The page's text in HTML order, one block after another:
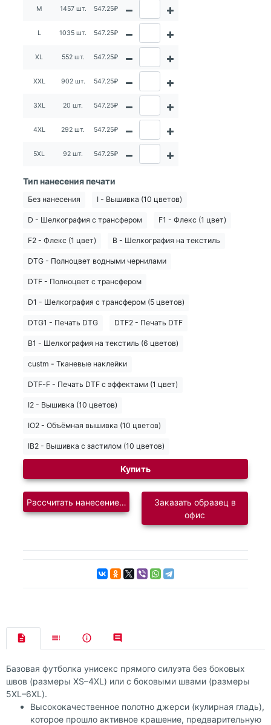
M 1457 шт. 547.25₽
L 1035 шт. 547.25₽
XL 552 шт. 547.25₽
XXL 902 шт. 547.25₽
3XL 20 шт. 547.25₽
4XL 292 шт. 547.25₽
5XL 92 шт. 547.25₽
Тип нанесения печати
Без нанесения I - Вышивка (10 цветов)
D - Шелкография с трансфером F1 - Флекс (1 цвет)
F2 - Флекс (1 цвет) B - Шелкография на текстиль
DTG - Полноцвет водными чернилами
DTF - Полноцвет с трансфером
D1 - Шелкография с трансфером (5 цветов)
DTG1 - Печать DTG DTF2 - Печать DTF
B1 - Шелкография на текстиль (6 цветов)
custm - Тканевые наклейки
DTF-F - Печать DTF с эффектами (1 цвет)
I2 - Вышивка (10 цветов)
IO2 - Объёмная вышивка (10 цветов)
IB2 - Вышивка с застилом (10 цветов)
Купить
Рассчитать нанесение логотипаЗаказать образец в
офис
Базовая футболка унисекс прямого силуэта без боковых
швов (размеры XS–4XL) или с боковыми швами (размеры
5XL–6XL).
Высококачественное полотно джерси (кулирная гладь),
которое прошло активное крашение, предварительную